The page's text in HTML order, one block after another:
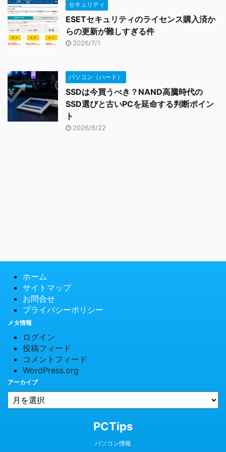
セキュリティ
ESETセキュリティのライセンス購入済か
らの更新が難しすぎる件
2026/7/1
パソコン（ハード）
SSDは今買うべき？NAND高騰時代の
SSD選びと古いPCを延命する判断ポイン
ト
2026/6/22
ホーム
サイトマップ
お問合せ
プライバシーポリシー
メタ情報
ログイン
投稿フィード
コメントフィード
WordPress.org
アーカイブ
PCTips
パソコン情報
© 2026 PCTips